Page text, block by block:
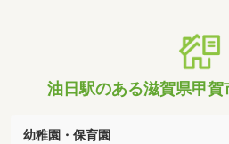
油日駅のある滋賀県甲賀
幼稚園・保育園